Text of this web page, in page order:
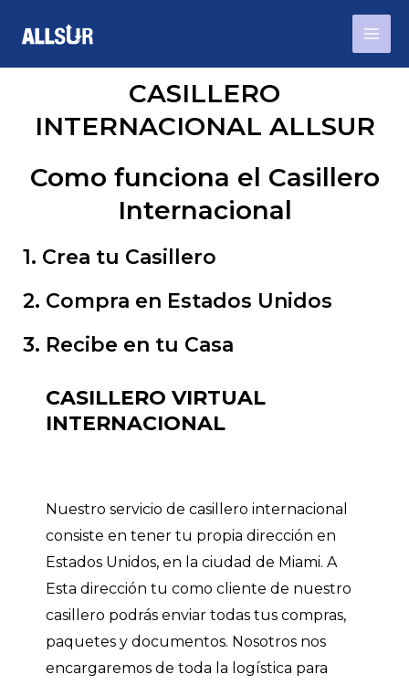
contenido
CASILLERO
INTERNACIONAL ALLSUR
Como funciona el Casillero
Internacional
1. Crea tu Casillero
2. Compra en Estados Unidos
3. Recibe en tu Casa
CASILLERO VIRTUAL
INTERNACIONAL
Nuestro servicio de casillero internacional
consiste en tener tu propia dirección en
Estados Unidos, en la ciudad de Miami. A
Esta dirección tu como cliente de nuestro
casillero podrás enviar todas tus compras,
paquetes y documentos. Nosotros nos
encargaremos de toda la logística para